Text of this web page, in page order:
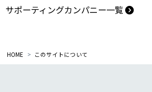
サポーティングカンパニー一覧
HOME このサイトについて